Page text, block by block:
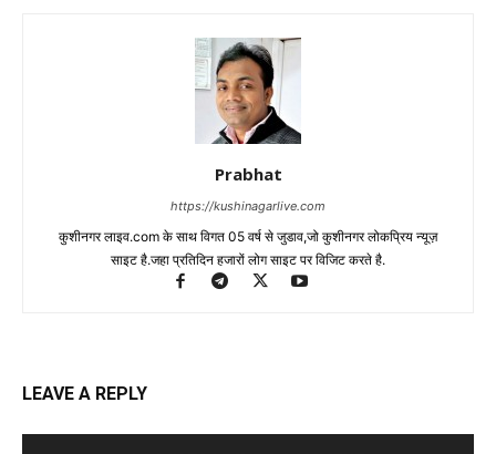
Prabhat
https://kushinagarlive.com
कुशीनगर लाइव.com के साथ विगत 05 वर्ष से जुडाव,जो कुशीनगर लोकप्रिय न्यूज़
साइट है.जहा प्रतिदिन हजारों लोग साइट पर विजिट करते है.
LEAVE A REPLY